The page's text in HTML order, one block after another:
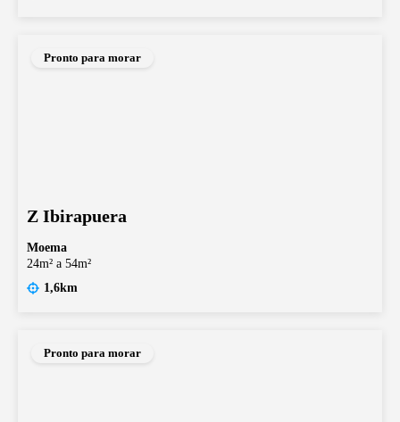
Pronto para morar
Z Ibirapuera
Moema
24m² a 54m²
1,6km
Pronto para morar